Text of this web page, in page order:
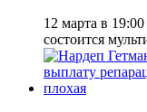
12 марта в
состоится